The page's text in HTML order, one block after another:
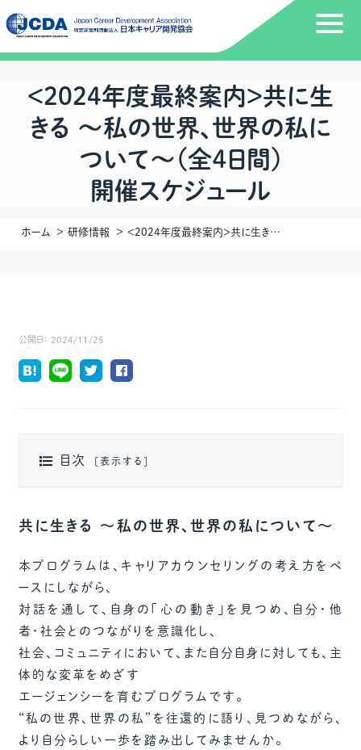
＜2024年度最終案内＞共に生
きる ～私の世界、世界の私に
ついて～（全４日間）
開催スケジュール
ホーム 研修情報 ＜2024年度最終案内＞共に生きる ～私の世界、世界の私について～（全４日間） 開催スケジュール
公開日： 2024/11/25
目次
共に生きる ～私の世界、世界の私について～
本プログラムは、キャリアカウンセリングの考え方をベ
ースにしながら、
対話を通して、自身の「心の動き」を見つめ、自分・他
者・社会とのつながりを意識化し、
社会、コミュニティにおいて、また自分自身に対しても、主
体的な変革をめざす
エージェンシーを育むプログラムです。
“私の世界、世界の私”を往還的に語り、見つめながら、
より自分らしい一歩を踏み出してみませんか。